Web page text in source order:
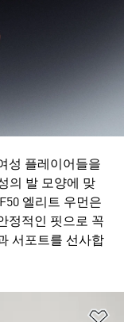
성 플레이어들을
의 발 모양에 맞
엘리트 우먼은
정적인 핏으로 꼭
서포트를 선사합